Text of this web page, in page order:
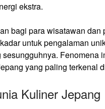
ekstra.
bagi para wisatawan
untuk pengalaman
sesungguhnya.
yang paling terkenal
Kuliner Jepang